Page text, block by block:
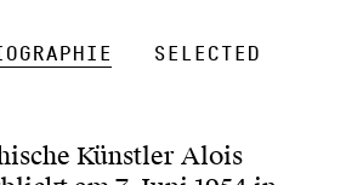
Selected
Künstler Alois